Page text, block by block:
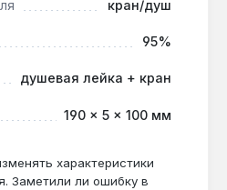
при температуре
5 л/мин и
душа (38-40 °C)
кран/душ
95%
душевая лейка + кран
190 × 5 × 100 мм
характеристики
Заметили ли ошибку в